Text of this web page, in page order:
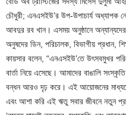
চৌধুরী; এনএসইউ’র উপ-উপাচার্য অধ্যাপক
আবদুর রব খান। এসময় অনুষ্ঠানে
অনুষদের ডিন, পরিচালক, বিভাগীয় প্রধান,
কায়সার বলেন, “এনএসইউ’তে উৎসবমুখর
বার্তা নিয়ে এসেছে। আমাদের বাঙালি
বন্ধন আরও দৃঢ় করে। এই আয়োজনের
এবং আশা করি এই ঋতু সবার জীবনে নতুন